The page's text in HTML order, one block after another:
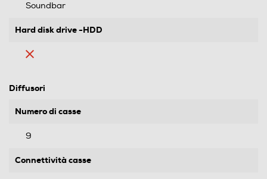
Soundbar
Hard disk drive -HDD
Diffusori
Numero di casse
9
Connettività casse